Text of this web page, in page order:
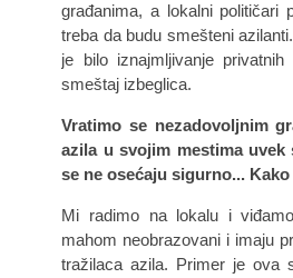
građanima, a lokalni političari
treba da budu smešteni
je bilo iznajmljivanje
smeštaj izbeglica.
Vratimo se nezadovoljnim
azila u svojim mestima
se ne osećaju sigurno...
Mi radimo na lokalu i
mahom neobrazovani i imaju
tražilaca azila. Primer je ova